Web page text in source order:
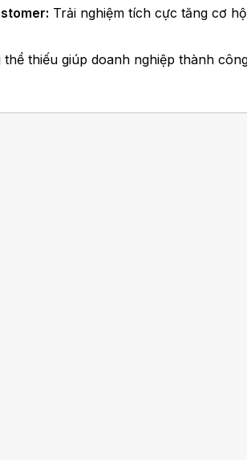
Trải nghiệm tích cực tăng cơ
thể thiếu giúp doanh nghiệp thành